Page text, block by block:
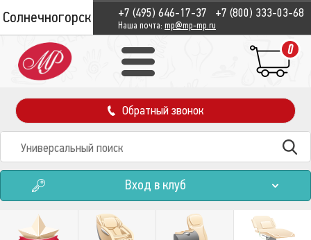
Солнечногорск +7 (495) 646-17-37 +7 (800) 333-03-68
Наша почта: mp@mp-mp.ru
0
Обратный звонок
Вход в клуб